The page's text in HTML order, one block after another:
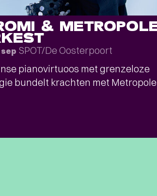
&
sep SPOT/De Oosterpoort
pianovirtuoos met grenzeloze
bundelt krachten met Metropole